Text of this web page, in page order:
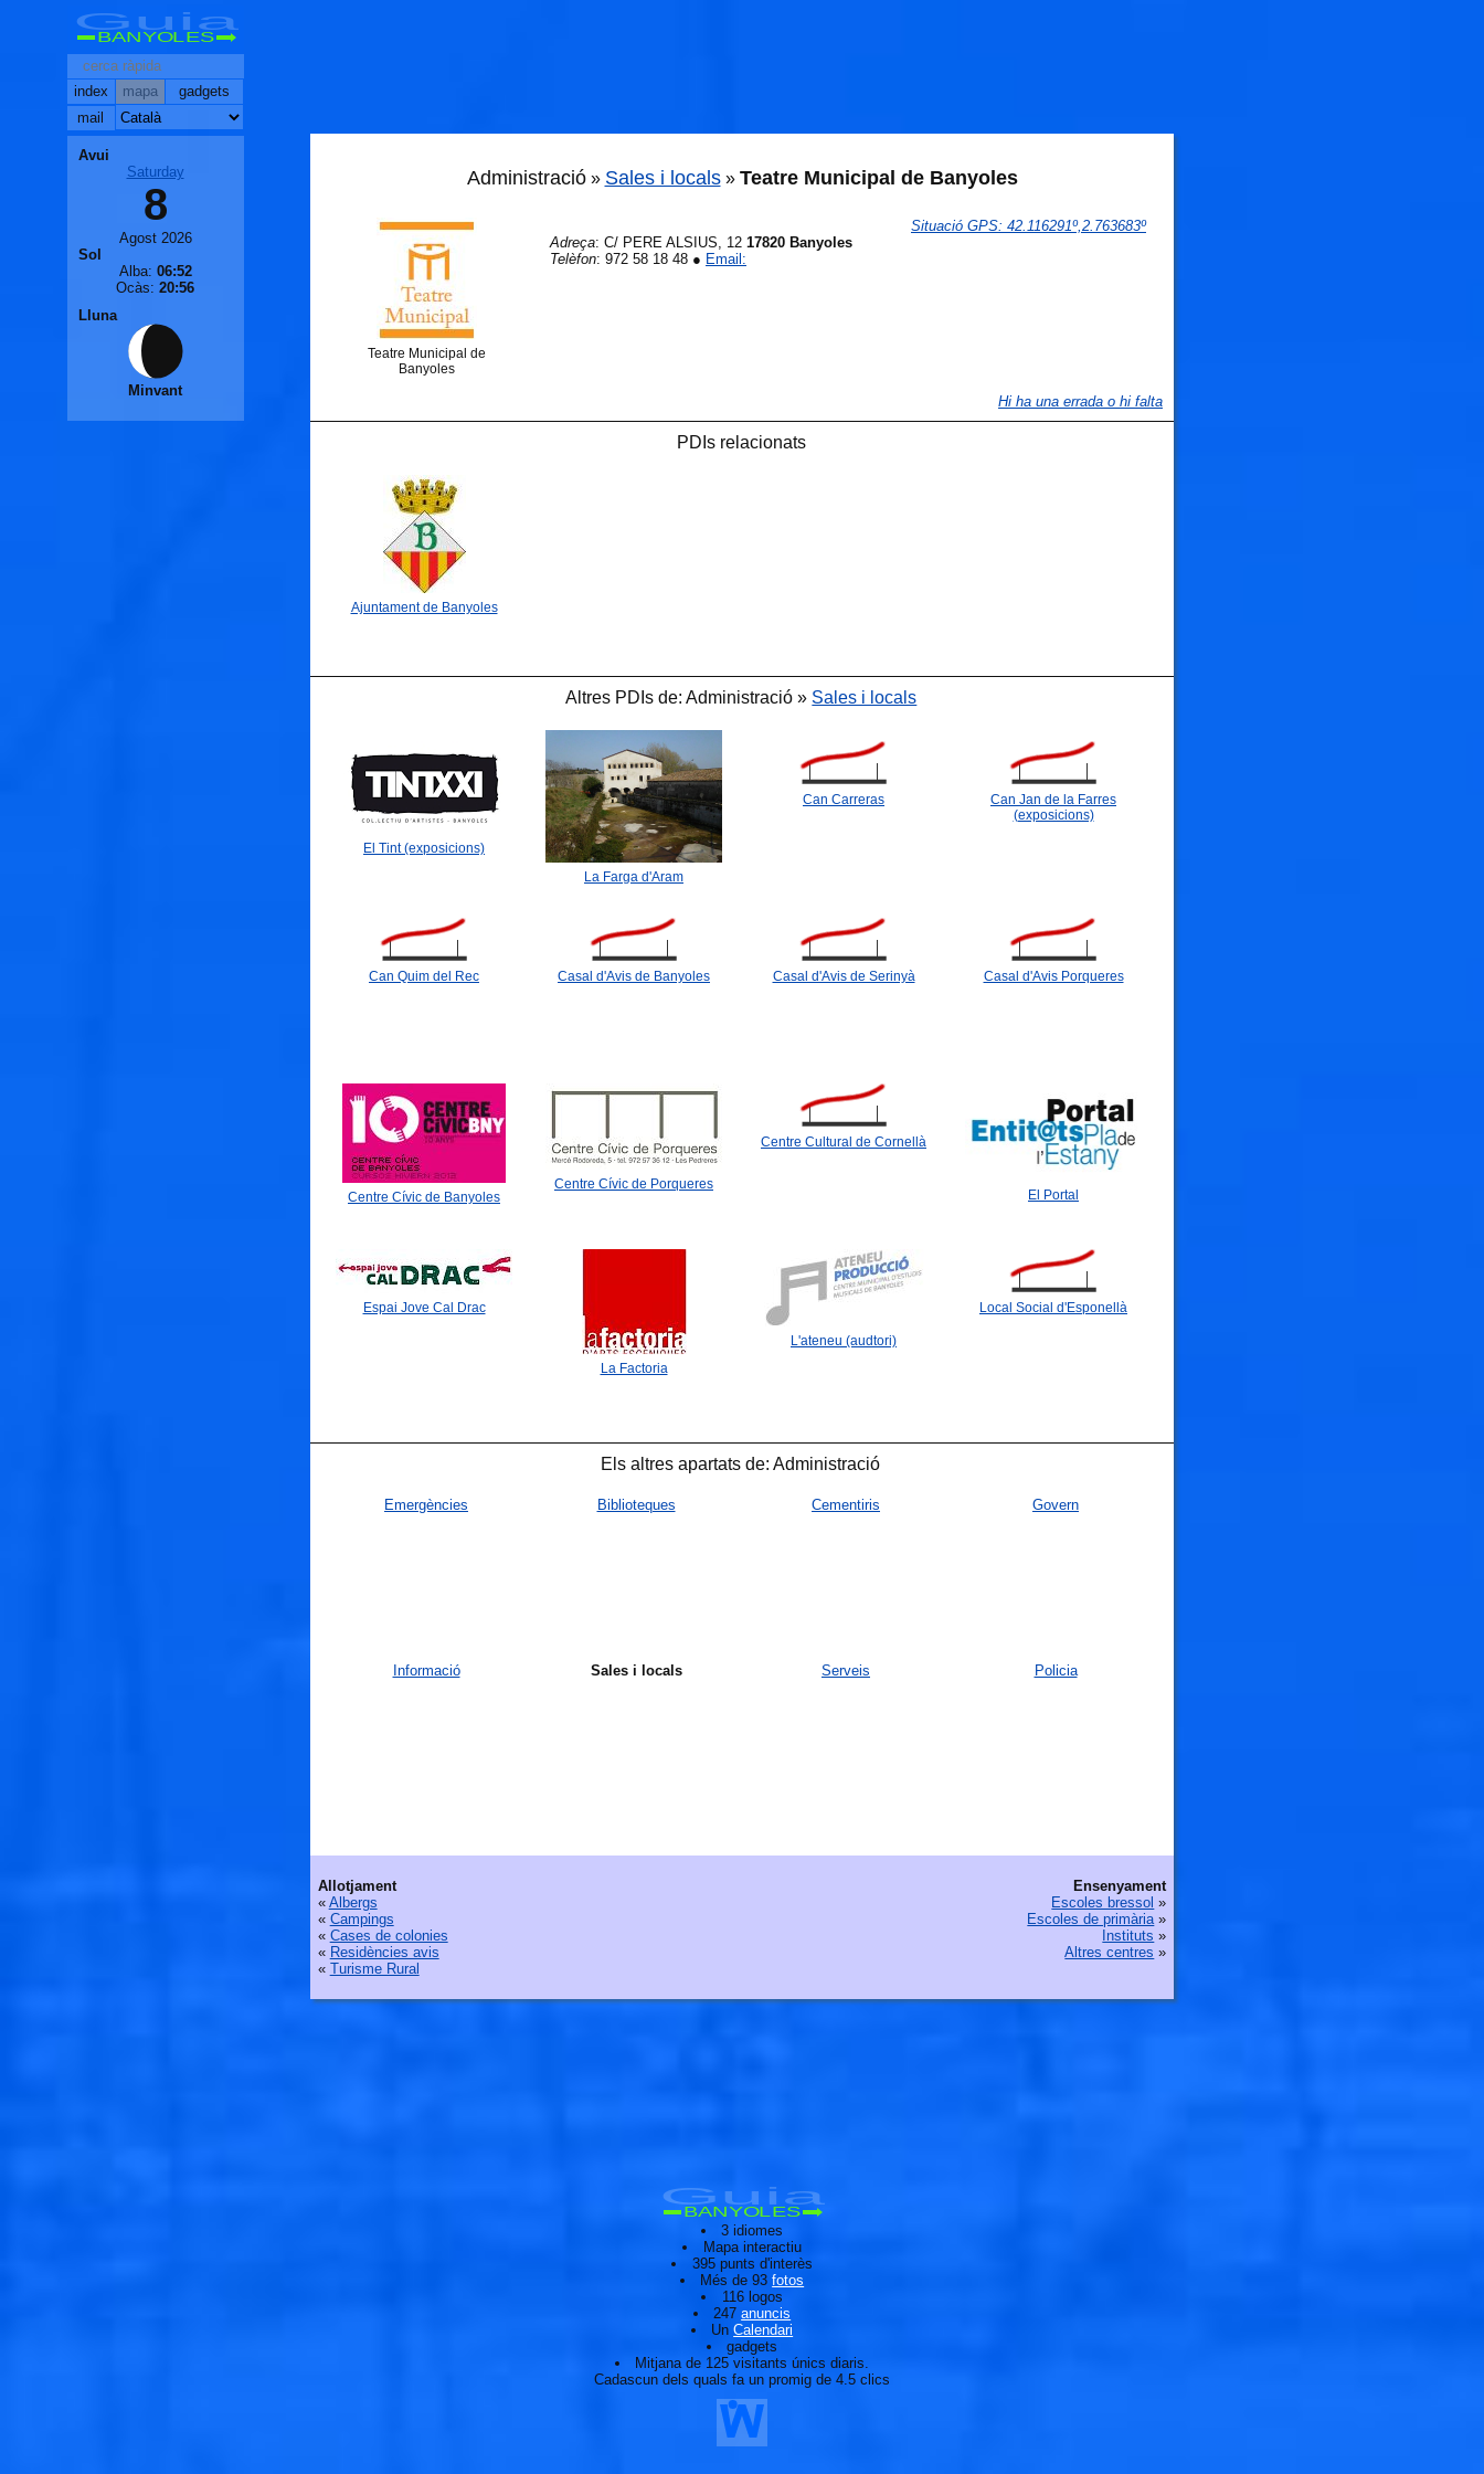
Administració» Sales i locals» Teatre Municipal de Banyoles
Teatre Municipal de
Banyoles
Situació GPS: 42.116291º,2.763683º
Adreça: C/ PERE ALSIUS, 12 17820 Banyoles
Telèfon: 972 58 18 48 ● Email:
Hi ha una errada o hi falta
PDIs relacionats
Ajuntament de Banyoles
Altres PDIs de: Administració » Sales i locals
El Tint (exposicions)
La Farga d'Aram
Can Carreras
Can Jan de la Farres
(exposicions)
Can Quim del Rec Casal d'Avis de Banyoles Casal d'Avis de Serinyà Casal d'Avis Porqueres
Centre Cívic de Banyoles
Centre Cívic de Porqueres
Centre Cultural de Cornellà
El Portal
Espai Jove Cal Drac
La Factoria
L'ateneu (audtori)
Local Social d'Esponellà
Els altres apartats de: Administració
Emergències Biblioteques Cementiris Govern
Informació Sales i locals Serveis Policia
Ensenyament
Escoles bressol »
Escoles de primària»
Instituts »
Altres centres »
Allotjament
« Albergs
« Campings
« Cases de colonies
« Residències avis
« Turisme Rural
Guia
BANYOLES
3 idiomes
Mapa interactiu
395 punts d'interès
Més de 93fotos
116 logos
247anuncis
UnCalendari
gadgets
Mitjana de 125 visitants únics diaris.
Cadascun dels quals fa un promig de 4.5 clics
Guia
BANYOLES
index mapa
gadgets
mail
Avui
Saturday
8
Agost 2026
Sol
Alba: 06:52
Ocàs: 20:56
Lluna
Minvant 🐟
🐟
🐟
🐟
🐟🐟